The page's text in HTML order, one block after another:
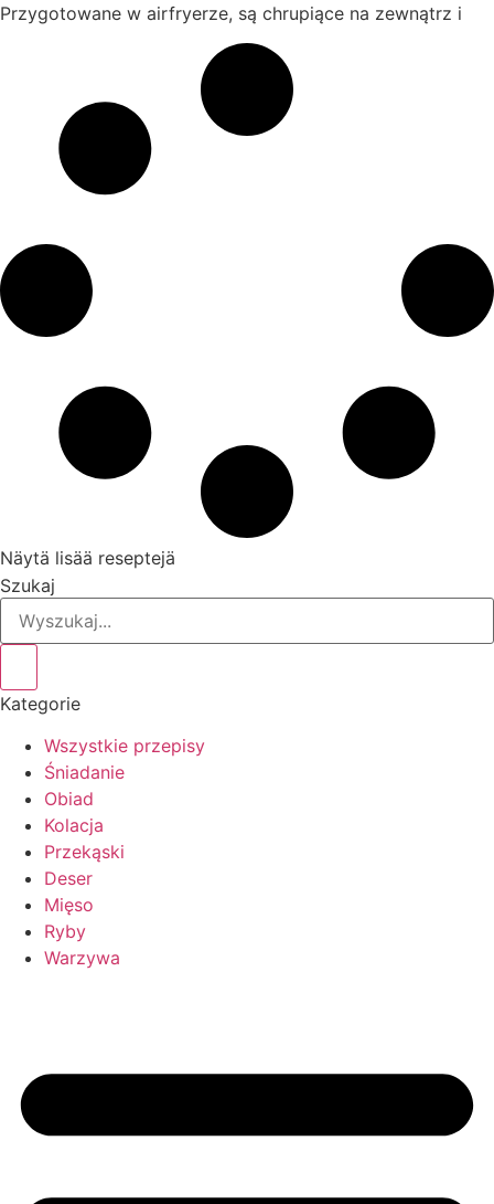
Przygotowane w airfryerze, są chrupiące na zewnątrz i
Näytä lisää reseptejä
Szukaj
Kategorie
Wszystkie przepisy
Śniadanie
Obiad
Kolacja
Przekąski
Deser
Mięso
Ryby
Warzywa